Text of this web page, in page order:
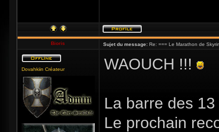
Bioris Sujet du message: Re: === Le Marathon de
Dovahkiin Créateur WAOUCH !!!
La barre des
Le prochain